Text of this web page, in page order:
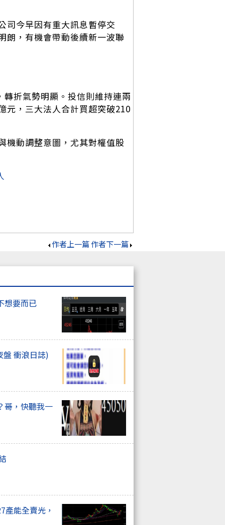
司今早因有重大訊息暫停交
朗，有機會帶動後續新一波聯
折氣勢明顯。投信則維持連兩
元，三大法人合計買超突破210
機動調整意圖，尤其對權值股
作者上一篇作者下一篇
想要而已
衝浪日誌)
哥，快聽我一
產能全賣光，